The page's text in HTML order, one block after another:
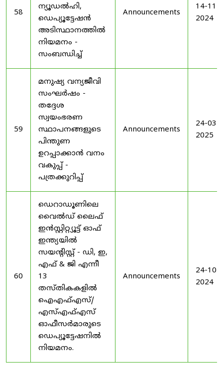
58
ന്യൂഡൽഹി,
ഡെപ്യൂട്ടേഷൻ
അടിസ്ഥാനത്തിൽ
നിയമനം -
സംബന്ധിച്ച്
Announcements
14-11-
2024
59
മനുഷ്യ വന്യജീവി
സംഘർഷം -
തദ്ദേശ
സ്വയംഭരണ
സ്ഥാപനങ്ങളുടെ
പിന്തുണ
ഉറപ്പാക്കാൻ വനം
വകുപ്പ് -
പത്രക്കുറിപ്പ്
Announcements
24-03-
2025
60
ഡെറാഡൂണിലെ
വൈൽഡ് ലൈഫ്
ഇൻസ്റ്റിറ്റ്യൂട്ട് ഓഫ്
ഇന്ത്യയിൽ
സയൻ്റിസ്റ്റ് - ഡി, ഇ,
എഫ് & ജി എന്നീ
13
തസ്തികകളിൽ
ഐഎഫ്എസ്/
എസ്എഫ്എസ്
ഓഫീസർമാരുടെ
ഡെപ്യൂട്ടേഷനിൽ
നിയമനം.
Announcements
24-10-
2024